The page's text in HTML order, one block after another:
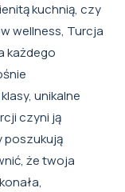
kuchnią, czy
wellness, Turcja
każdego
unikalne
czyni ją
poszukują
że twoja